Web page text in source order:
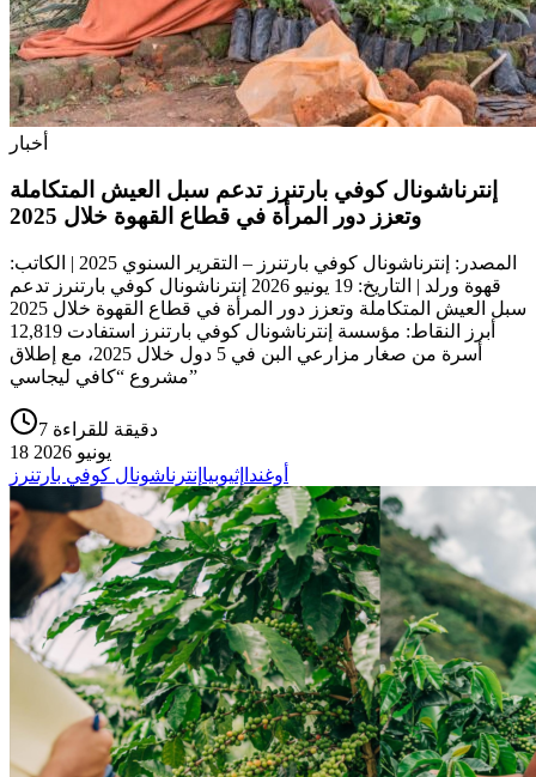
أخبار
إنترناشونال كوفي بارتنرز تدعم سبل العيش المتكاملة
وتعزز دور المرأة في قطاع القهوة خلال 2025
المصدر: إنترناشونال كوفي بارتنرز – التقرير السنوي 2025 | الكاتب:
قهوة ورلد | التاريخ: 19 يونيو 2026 إنترناشونال كوفي بارتنرز تدعم
سبل العيش المتكاملة وتعزز دور المرأة في قطاع القهوة خلال 2025
أبرز النقاط: مؤسسة إنترناشونال كوفي بارتنرز استفادت 12,819
أسرة من صغار مزارعي البن في 5 دول خلال 2025، مع إطلاق
مشروع “كافي ليجاسي”
7 دقيقة للقراءة
18 يونيو 2026
أوغندا إثيوبيا إنترناشونال كوفي بارتنرز